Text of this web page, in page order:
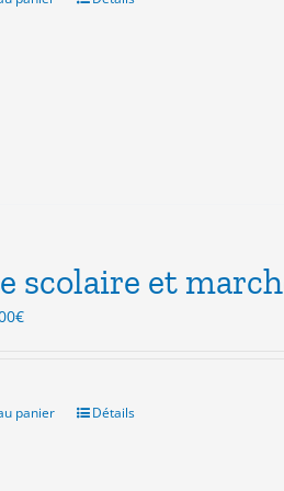
scolaire et
€Le
3.00€.
panier Détails